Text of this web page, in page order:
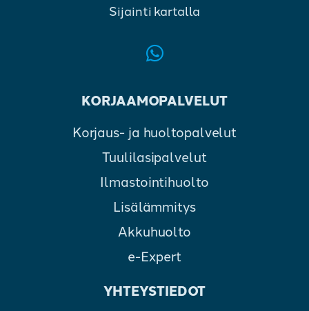
Sijainti kartalla
KORJAAMOPALVELUT
Korjaus- ja huoltopalvelut
Tuulilasipalvelut
Ilmastointihuolto
Lisälämmitys
Akkuhuolto
e-Expert
YHTEYSTIEDOT